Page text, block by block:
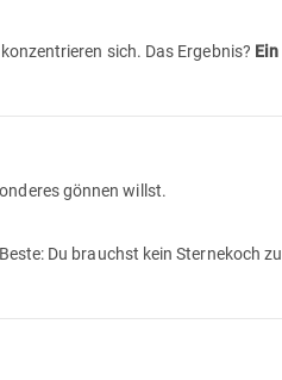
sich. Das Ergebnis? Ein
gönnen willst.
Du brauchst kein Sternekoch zu